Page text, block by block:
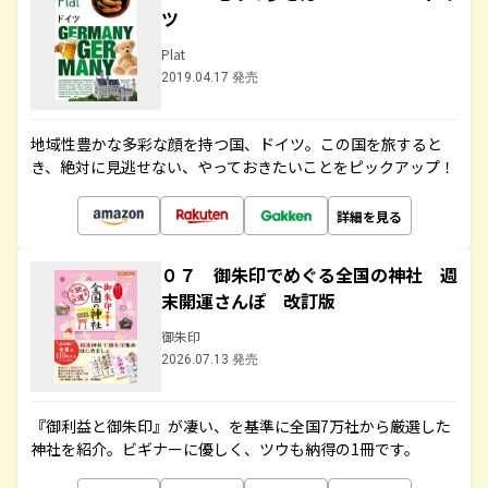
ツ
Plat
2019.04.17 発売
地域性豊かな多彩な顔を持つ国、ドイツ。この国を旅すると
き、絶対に見逃せない、やっておきたいことをピックアップ！
詳細を見る
０７ 御朱印でめぐる全国の神社 週
末開運さんぽ 改訂版
御朱印
2026.07.13 発売
『御利益と御朱印』が凄い、を基準に全国7万社から厳選した
神社を紹介。ビギナーに優しく、ツウも納得の1冊です。